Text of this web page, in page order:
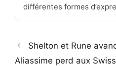
différentes formes
Shelton et Rune
Aliassime perd aux